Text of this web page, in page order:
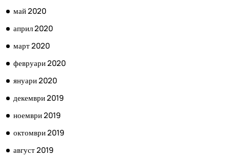
май 2020
април 2020
март 2020
февруари 2020
януари 2020
декември 2019
ноември 2019
октомври 2019
август 2019